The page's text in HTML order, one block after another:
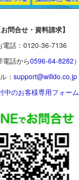
お問合せ・資料請求】
電話：0120-36-7136
電話から0596-64-8282）
： support@willdo.co.jp
中のお客様専用フォーム